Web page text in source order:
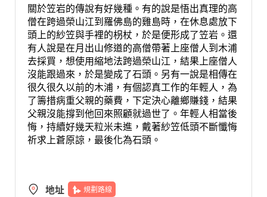
關於笠岩的傳說有好幾種。有的說是悟出真理的高
僧在跨過榮山江到羅佛島的雞島時，在休息處放下
頭上的紗笠與手裡的枴杖，於是便形成了笠岩。還
有人說是在月出山修道的高僧帶著上座僧人到木浦
去採買，想使用縮地法跨過榮山江，結果上座僧人
沒能跟過來，於是變成了石頭。另有一說是相傳在
很久很久以前的木浦，有個認真工作的年輕人，為
了籌措病重父親的藥費，下定決心離鄉賺錢，結果
父親沒能撐到他回來照顧就過世了。年輕人相當後
悔，持續好幾天粒米未進，戴著紗笠低頭不斷懺悔
祈求上蒼原諒，最後化為石頭。
地址 規劃路線